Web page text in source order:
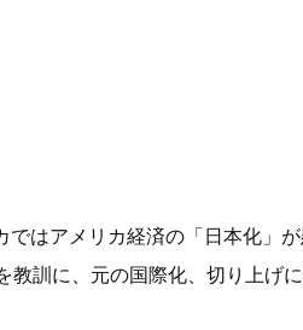
はアメリカ経済の「日本化」
訓に、元の国際化、切り上げ